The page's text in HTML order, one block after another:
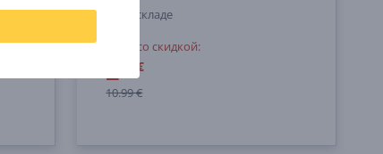
На складе
Цена со скидкой:
2 99 €
10.99 €